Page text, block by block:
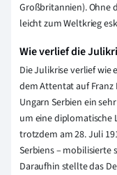
Großbritannien). Ohne
leicht zum Weltkrieg
Wie verlief die
Die Julikrise verlief wie
dem Attentat auf Franz
Ungarn Serbien ein
um eine diplomatische
trotzdem am 28. Juli
Serbiens – mobilisierte
Daraufhin stellte das